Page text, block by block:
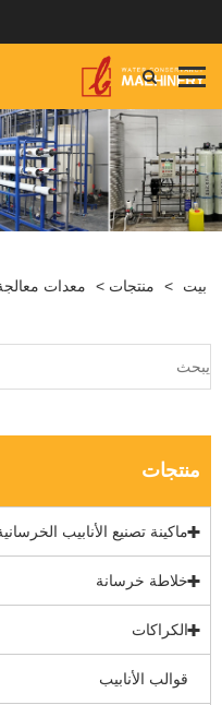
بيت > منتجات > معدات معالجة
منتجات
ماكينة تصنيع الأنابيب
خلاطة خرسانة
الكراكات
قوالب الأنابيب